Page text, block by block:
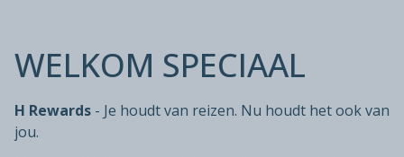
WELKOM SPECIAAL
H Rewards - Je houdt van reizen. Nu houdt het ook van
jou.